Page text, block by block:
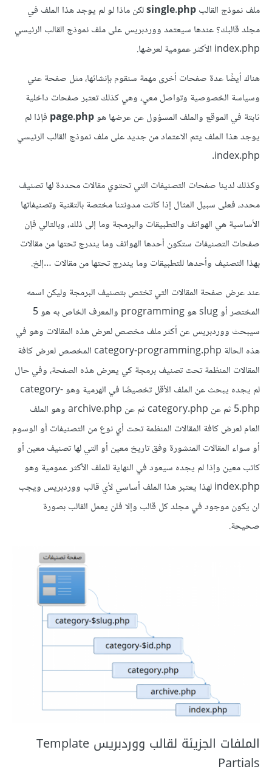
ملف نموذج القالبsingle.phpلكن ماذا لو لم يوجد هذا الملف في
مجلد قالبك؟ عندها سيعتمد ووردبريس على ملف نموذج القالب الرئيسي
index.php الأكثر عمومية لعرضها.
هناك أيضًا عدة صفحات أخرى مهمة سنقوم بإنشائها، مثل صفحة عني
وسياسة الخصوصية وتواصل معي، وهي كذلك تعتبر صفحات داخلية
ثابتة في الموقع والملف المسؤول عن عرضها هوpage.php فإذا لم
يوجد هذا الملف يتم الاعتماد من جديد على ملف نموذج القالب الرئيسي
index.php.
وكذلك لدينا صفحات التصنيفات التي تحتوي مقالات محددة لها تصنيف
محدد، فعلى سبيل المثال إذا كانت مدونتنا مختصة بالتقنية وتصنيفاتها
الأساسية هي الهواتف والتطبيقات والبرمجة وما إلى ذلك، وبالتالي فإن
صفحات التصنيفات ستكون أحدها الهواتف وما يندرج تحتها من مقالات
بهذا التصنيف وأحدها للتطبيقات وما يندرج تحتها من مقالات …إلخ.
عند عرض صفحة المقالات التي تختص بتصنيف البرمجة وليكن اسمه
المختصر أو slug هو programming والمعرف الخاص به هو 5
سيبحث ووردبريس عن أكثر ملف مخصص لعرض هذه المقالات وهو في
هذه الحالة category-programming.php المخصص لعرض كافة
المقالات المنظمة تحت تصنيف برمجة كي يعرض هذه الصفحة، وفي حال
لم يجده يبحث عن الملف الأقل تخصيصًا في الهرمية وهو category-
5.php ثم عن category.php ثم عن archive.php وهو الملف
العام لعرض كافة المقالات المنظمة تحت أي نوع من التصنيفات أو الوسوم
أو سواء المقالات المنشورة وفق تاريخ معين أو التي لها تصنيف معين أو
كاتب معين وإذا لم يجده سيعود في النهاية للملف الأكثر عمومية وهو
index.php لهذا يعتبر هذا الملف أساسي لأي قالب ووردبريس ويجب
ان يكون موجود في مجلد كل قالب وإلا فلن يعمل القالب بصورة
صحيحة.
الملفات الجزيئة لقالب ووردبريس Template
Partials